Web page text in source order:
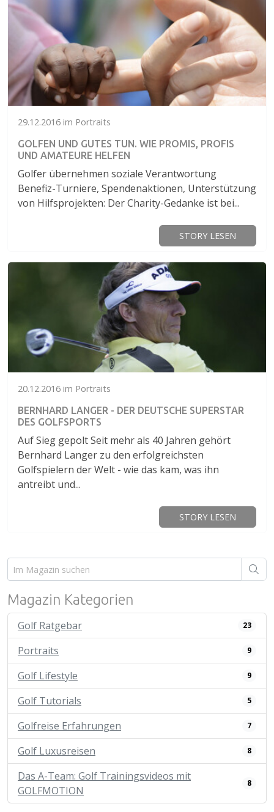
29.12.2016 im Portraits
GOLFEN UND GUTES TUN. WIE PROMIS, PROFIS
UND AMATEURE HELFEN
Golfer übernehmen soziale Verantwortung
Benefiz-Turniere, Spendenaktionen, Unterstützung
von Hilfsprojekten: Der Charity-Gedanke ist bei...
STORY LESEN
20.12.2016 im Portraits
BERNHARD LANGER - DER DEUTSCHE SUPERSTAR
DES GOLFSPORTS
Auf Sieg gepolt Seit mehr als 40 Jahren gehört
Bernhard Langer zu den erfolgreichsten
Golfspielern der Welt - wie das kam, was ihn
antreibt und...
STORY LESEN
Magazin Kategorien
Golf Ratgebar 23
Portraits 9
Golf Lifestyle 9
Golf Tutorials 5
Golfreise Erfahrungen 7
Golf Luxusreisen 8
Das A-Team: Golf Trainingsvideos mit
GOLFMOTION
8